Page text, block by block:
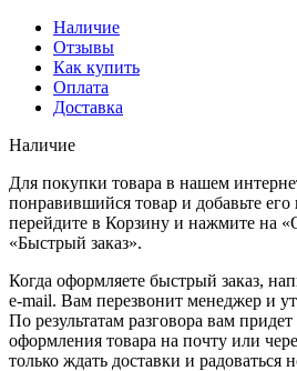
Наличие
Отзывы
Как купить
Оплата
Доставка
Наличие
Для покупки товара в нашем
понравившийся товар и добавьте его
перейдите в Корзину и нажмите на
«Быстрый заказ».
Когда оформляете быстрый заказ,
e-mail. Вам перезвонит менеджер и
По результатам разговора вам
оформления товара на почту или
только ждать доставки и радоваться